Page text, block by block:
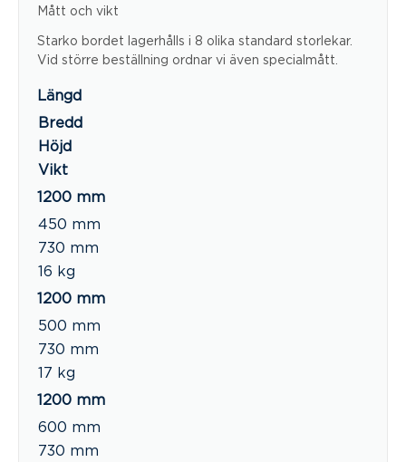
Mått och vikt
Starko bordet lagerhålls i 8 olika standard storlekar.
Vid större beställning ordnar vi även specialmått.
Längd
Bredd
Höjd
Vikt
1200 mm
450 mm
730 mm
16 kg
1200 mm
500 mm
730 mm
17 kg
1200 mm
600 mm
730 mm